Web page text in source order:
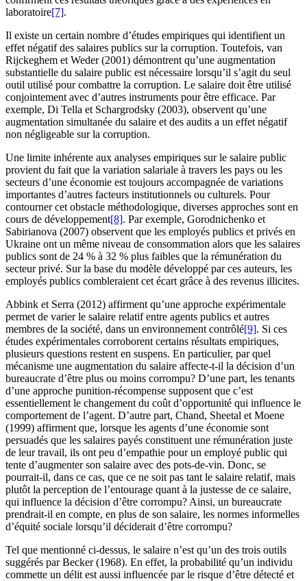
laboratoire[7].
Il existe un certain nombre d’études empiriques qui identifient un
effet négatif des salaires publics sur la corruption. Toutefois, van
Rijckeghem et Weder (2001) démontrent qu’une augmentation
substantielle du salaire public est nécessaire lorsqu’il s’agit du seul
outil utilisé pour combattre la corruption. Le salaire doit être utilisé
conjointement avec d’autres instruments pour être efficace. Par
exemple, Di Tella et Schargrodsky (2003), observent qu’une
augmentation simultanée du salaire et des audits a un effet négatif
non négligeable sur la corruption.
Une limite inhérente aux analyses empiriques sur le salaire public
provient du fait que la variation salariale à travers les pays ou les
secteurs d’une économie est toujours accompagnée de variations
importantes d’autres facteurs institutionnels ou culturels. Pour
contourner cet obstacle méthodologique, diverses approches sont en
cours de développement[8]. Par exemple, Gorodnichenko et
Sabirianova (2007) observent que les employés publics et privés en
Ukraine ont un même niveau de consommation alors que les salaires
publics sont de 24 % à 32 % plus faibles que la rémunération du
secteur privé. Sur la base du modèle développé par ces auteurs, les
employés publics combleraient cet écart grâce à des revenus illicites.
Abbink et Serra (2012) affirment qu’une approche expérimentale
permet de varier le salaire relatif entre agents publics et autres
membres de la société, dans un environnement contrôlé[9]. Si ces
études expérimentales corroborent certains résultats empiriques,
plusieurs questions restent en suspens. En particulier, par quel
mécanisme une augmentation du salaire affecte-t-il la décision d’un
bureaucrate d’être plus ou moins corrompu? D’une part, les tenants
d’une approche punition-récompense supposent que c’est
essentiellement le changement du coût d’opportunité qui influence le
comportement de l’agent. D’autre part, Chand, Sheetal et Moene
(1999) affirment que, lorsque les agents d’une économie sont
persuadés que les salaires payés constituent une rémunération juste
de leur travail, ils ont peu d’empathie pour un employé public qui
tente d’augmenter son salaire avec des pots-de-vin. Donc, se
pourrait-il, dans ce cas, que ce ne soit pas tant le salaire relatif, mais
plutôt la perception de l’entourage quant à la justesse de ce salaire,
qui influence la décision d’être corrompu? Ainsi, un bureaucrate
prendrait-il en compte, en plus de son salaire, les normes informelles
d’équité sociale lorsqu’il déciderait d’être corrompu?
Tel que mentionné ci-dessus, le salaire n’est qu’un des trois outils
suggérés par Becker (1968). En effet, la probabilité qu’un individu
commette un délit est aussi influencée par le risque d’être détecté et